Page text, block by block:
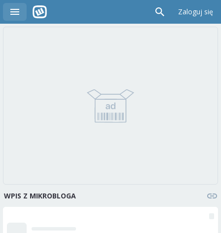
Zaloguj się
WPIS Z MIKROBLOGA